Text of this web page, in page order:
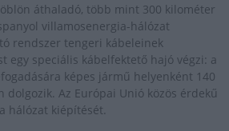
áthaladó, több mint 300 kilométer
villamosenergia-hálózat
rendszer tengeri kábeleinek
egy speciális kábelfektető hajó végzi: a
képes jármű helyenként 140
dolgozik. Az Európai Unió közös érdekű
hálózat kiépítését.